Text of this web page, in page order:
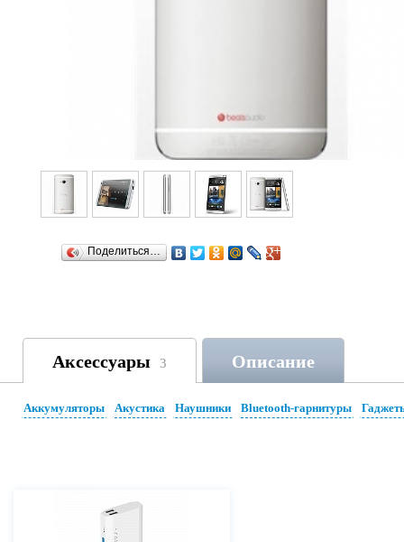
Поделиться…
Аксессуары 3 Описание
Аккумуляторы Акустика Наушники Bluetooth-гарнитуры